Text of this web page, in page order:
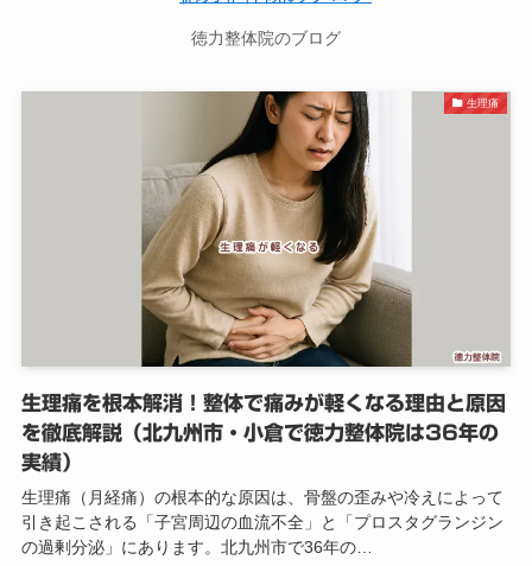
徳力整体院のブログ
生理痛
生理痛を根本解消！整体で痛みが軽くなる理由と原因
を徹底解説（北九州市・小倉で徳力整体院は36年の
実績）
生理痛（月経痛）の根本的な原因は、骨盤の歪みや冷えによって
引き起こされる「子宮周辺の血流不全」と「プロスタグランジン
の過剰分泌」にあります。北九州市で36年の…